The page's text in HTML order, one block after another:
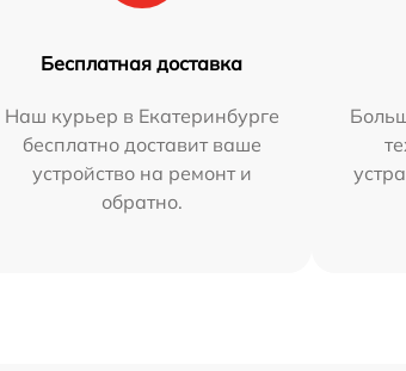
Бесплатная доставка
Наш курьер в Екатеринбурге
бесплатно доставит ваше
устройство на ремонт и
обратно.